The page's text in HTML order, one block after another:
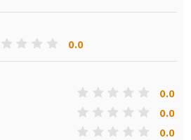
0.0
0.0
0.0
0.0